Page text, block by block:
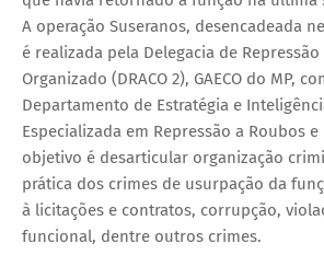
A operação Suseranos, desencadeada
é realizada pela Delegacia de
Organizado (DRACO 2), GAECO do MP,
Departamento de Estratégia e
Especializada em Repressão a Roubos e
objetivo é desarticular organização
prática dos crimes de usurpação da
à licitações e contratos, corrupção,
funcional, dentre outros crimes.